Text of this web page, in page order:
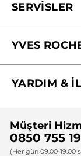
SERVİSLER
YVES
Yves Rocher
YARDIM &
Bize Ulaşın
Firma Bilgileri
Müşteri
0850 755
(Her gün 09.00-19.00